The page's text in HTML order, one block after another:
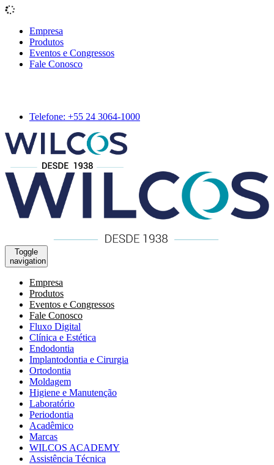
Empresa
Produtos
Eventos e Congressos
Fale Conosco
Telefone: +55 24 3064-1000
Toggle
navigation
Empresa
Produtos
Eventos e Congressos
Fale Conosco
Fluxo Digital
Clínica e Estética
Endodontia
Implantodontia e Cirurgia
Ortodontia
Moldagem
Higiene e Manutenção
Laboratório
Periodontia
Acadêmico
Marcas
WILCOS ACADEMY
Assistência Técnica